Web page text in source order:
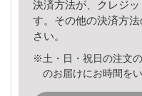
決済方法が、クレジ
す。その他の決済方
さい。
※土・日・祝日の注文
のお届けにお時間を